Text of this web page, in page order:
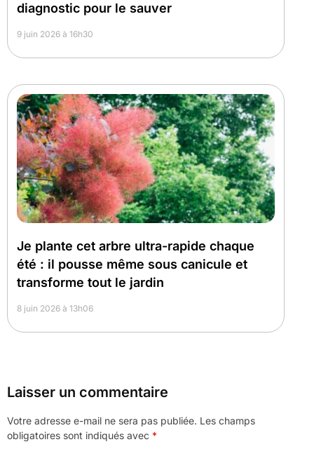
diagnostic pour le sauver
9 juin 2026 à 16h30
Je plante cet arbre ultra-rapide chaque
été : il pousse même sous canicule et
transforme tout le jardin
8 juin 2026 à 13h06
Laisser un commentaire
Votre adresse e-mail ne sera pas publiée. Les champs
obligatoires sont indiqués avec *